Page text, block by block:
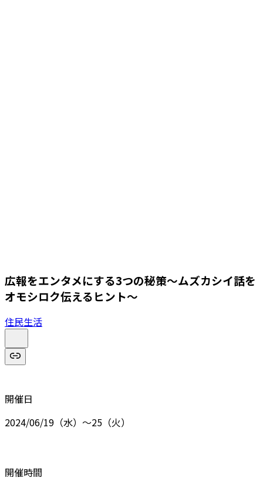
広報をエンタメにする3つの秘策～ムズカシイ話を
オモシロク伝えるヒント～
住民生活
開催日
2024/06/19（水）〜25（火）
開催時間